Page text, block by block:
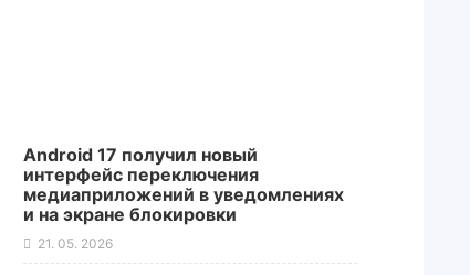
Android 17 получил новый
интерфейс переключения
медиаприложений в уведомлениях
и на экране блокировки
21. 05. 2026